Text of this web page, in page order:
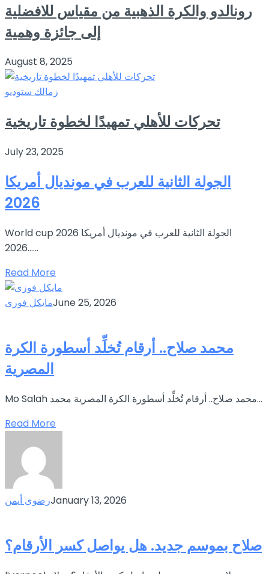
رونالدو والكرة الذهبية من مقياس للافضلية
إلى جائزة وهمية
August 8, 2025
زمالك ستوديو
تحركات للأهلي تمهيدًا لخطوة تاريخية
July 23, 2025
الجولة الثانية للعرب في مونديال أمريكا
2026
World cup 2026 الجولة الثانية للعرب في مونديال أمريكا
2026…...
Read More
مايكل فوزىJune 25, 2026
محمد صلاح.. أرقام تُخلِّد أسطورة الكرة
المصرية
Mo Salah محمد صلاح.. أرقام تُخلِّد أسطورة الكرة المصرية محمد...
Read More
رضوى أيمنJanuary 13, 2026
صلاح بموسم جديد. هل يواصل كسر الأرقام؟